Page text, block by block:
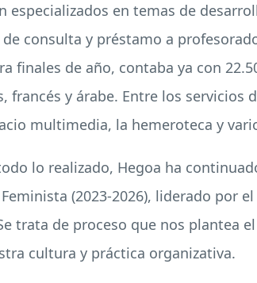
en temas de
consulta y préstamo a
finales de año, contaba ya con
francés y árabe. Entre los
multimedia, la hemeroteca y
lo realizado, Hegoa ha
(2023-2026), liderado por
trata de proceso que nos plantea
cultura y práctica organizativa.